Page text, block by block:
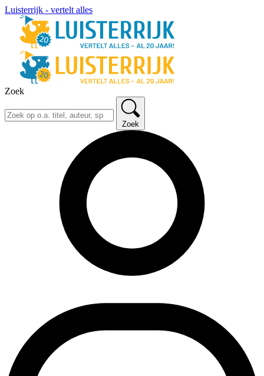
Luisterrijk - vertelt alles
Zoek
Zoek